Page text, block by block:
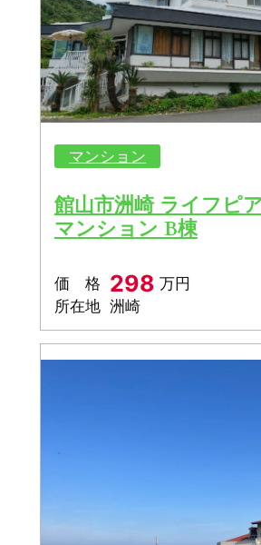
マンション
館山市洲崎 ライフピ
マンション B棟
価 格 298 万円
所在地 洲崎